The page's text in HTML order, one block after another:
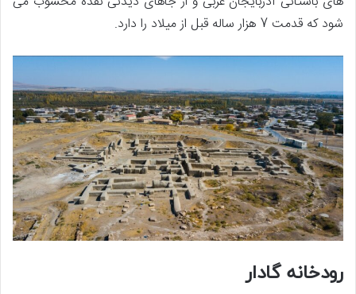
شود که قدمت 7 هزار ساله قبل از میلاد را دارد.
رودخانه گادار